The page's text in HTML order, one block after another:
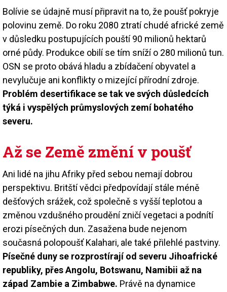
Bolívie se údajně musí připravit na to, že poušť pokryje
polovinu země. Do roku 2080 ztratí chudé africké země
v důsledku postupujících pouští 90 milionů hektarů
orné půdy. Produkce obilí se tím sníží o 280 milionů tun.
OSN se proto obává hladu a zbídačení obyvatel a
nevylučuje ani konflikty o mizející přírodní zdroje.
Problém desertifikace se tak ve svých důsledcích
týká i vyspělých průmyslových zemí bohatého
severu.
Až se Země změní v poušť
Ani lidé na jihu Afriky před sebou nemají dobrou
perspektivu. Britští vědci předpovídají stále méně
dešťových srážek, což společně s vyšší teplotou a
změnou vzdušného proudění zničí vegetaci a podnítí
erozi písečných dun. Zasažena bude nejenom
současná polopoušť Kalahari, ale také přilehlé pastviny.
Písečné duny se rozprostírají od severu Jihoafrické
republiky, přes Angolu, Botswanu, Namibii až na
západ Zambie a Zimbabwe. Právě na dynamice